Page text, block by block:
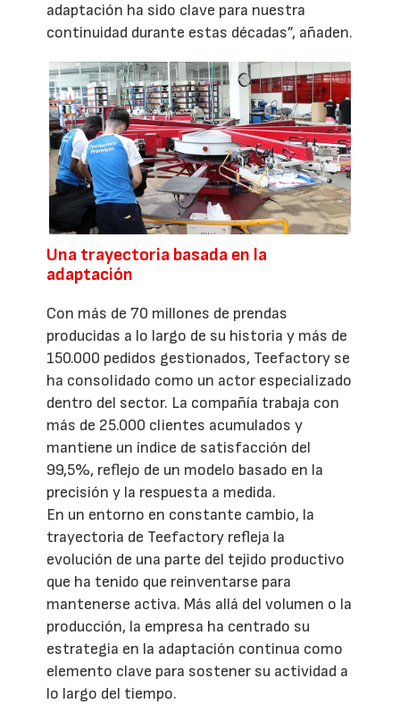
adaptación ha sido clave para nuestra
continuidad durante estas décadas”, añaden.
Una trayectoria basada en la
adaptación
Con más de 70 millones de prendas
producidas a lo largo de su historia y más de
150.000 pedidos gestionados, Teefactory se
ha consolidado como un actor especializado
dentro del sector. La compañía trabaja con
más de 25.000 clientes acumulados y
mantiene un índice de satisfacción del
99,5%, reflejo de un modelo basado en la
precisión y la respuesta a medida.
En un entorno en constante cambio, la
trayectoria de Teefactory refleja la
evolución de una parte del tejido productivo
que ha tenido que reinventarse para
mantenerse activa. Más allá del volumen o la
producción, la empresa ha centrado su
estrategia en la adaptación continua como
elemento clave para sostener su actividad a
lo largo del tiempo.